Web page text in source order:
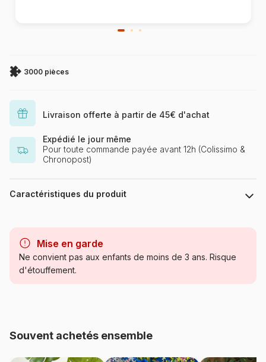
3000 pièces
Livraison offerte à partir de 45€ d'achat
Expédié le jour même
Pour toute commande payée avant 12h (Colissimo &
Chronopost)
Caractéristiques du produit
Catégorie Puzzles - Art
Référence Art-by-Bluebird-60159
Mise en garde
Ne convient pas aux enfants de moins de 3 ans. Risque
d'étouffement.
Souvent achetés ensemble